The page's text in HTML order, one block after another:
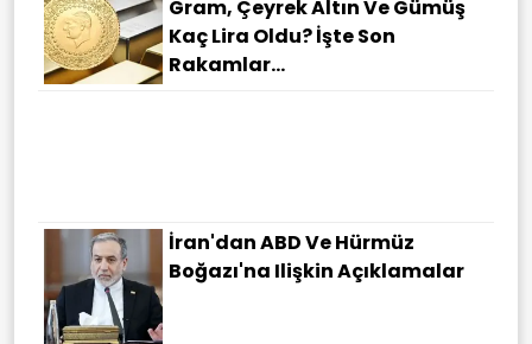
Gram, Çeyrek Altın Ve Gümüş
Kaç Lira Oldu? İşte Son
Rakamlar...
İran'dan ABD Ve Hürmüz
Boğazı'na Ilişkin Açıklamalar